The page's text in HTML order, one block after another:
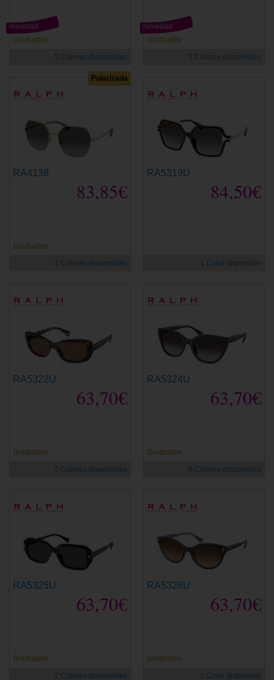
Graduable
novedad
5 Colores disponibles
Graduable
novedad
5 Colores disponibles
Polarizada
RA4138
83,85€
Graduable
3 Colores disponibles
RA5319U
84,50€
1 Color disponible
RA5322U
63,70€
Graduable
2 Colores disponibles
RA5324U
63,70€
Graduable
6 Colores disponibles
RA5325U
63,70€
Graduable
2 Colores disponibles
RA5326U
63,70€
Graduable
1 Color disponible